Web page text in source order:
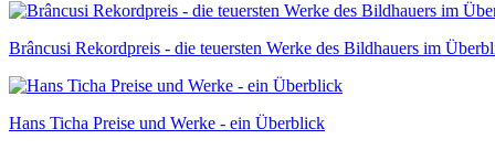
Brâncusi Rekordpreis - die teuersten Werke des Bildhauers im
Hans Ticha Preise und Werke - ein Überblick